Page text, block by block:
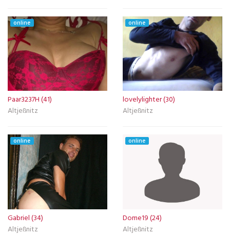
online
Paar3237H (41)
Altjeßnitz
online
lovelylighter (30)
Altjeßnitz
online
Gabriel (34)
Altjeßnitz
online
Dome19 (24)
Altjeßnitz